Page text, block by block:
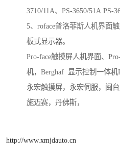
3710/11A、PS-3650/51A PS-
5、roface普洛菲斯人机界面
板式显示器。
Pro-face触摸屏人机界面、
机，Berghaf 显示控制一体机
永宏触摸屏，永宏伺服，闽
施迈赛，丹佛斯，
http://www.xmjdauto.cn